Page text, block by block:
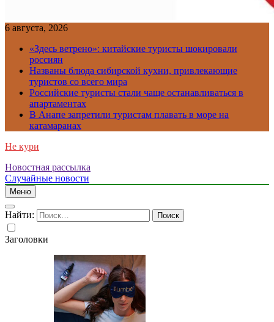
6 августа, 2026
«Здесь ветрено»: китайские туристы шокировали
россиян
Названы блюда сибирской кухни, привлекающие
туристов со всего мира
Российские туристы стали чаще останавливаться в
апартаментах
В Анапе запретили туристам плавать в море на
катамаранах
Не кури
Новостная рассылка
Случайные новости
Меню
Найти:
Заголовки